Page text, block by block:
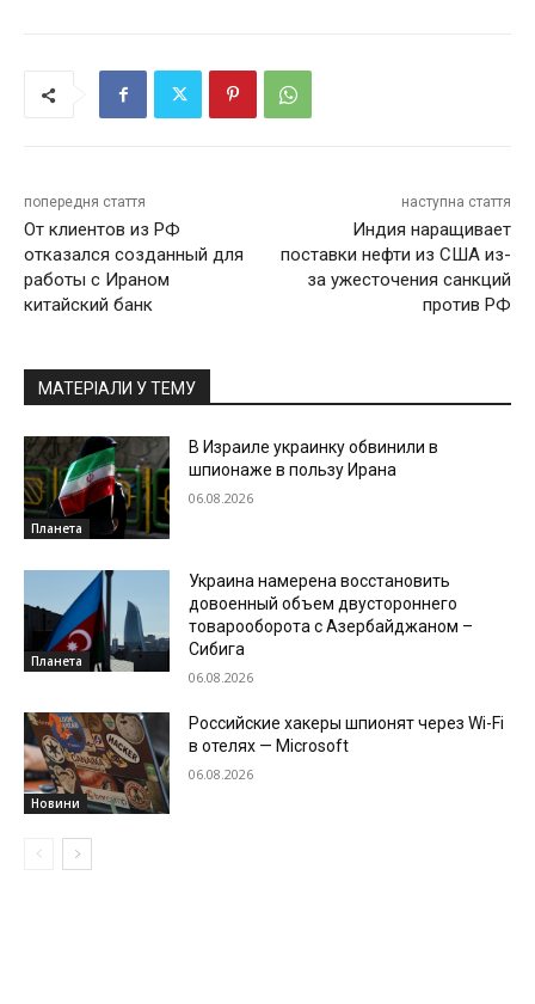
попередня стаття
От клиентов из РФ
отказался созданный для
работы с Ираном
китайский банк
наступна стаття
Индия наращивает
поставки нефти из США из-
за ужесточения санкций
против РФ
МАТЕРІАЛИ У ТЕМУ
Планета
В Израиле украинку обвинили в
шпионаже в пользу Ирана
06.08.2026
Планета
Украина намерена восстановить
довоенный объем двустороннего
товарооборота с Азербайджаном –
Сибига
06.08.2026
Новини
Российские хакеры шпионят через Wi-Fi
в отелях — Microsoft
06.08.2026